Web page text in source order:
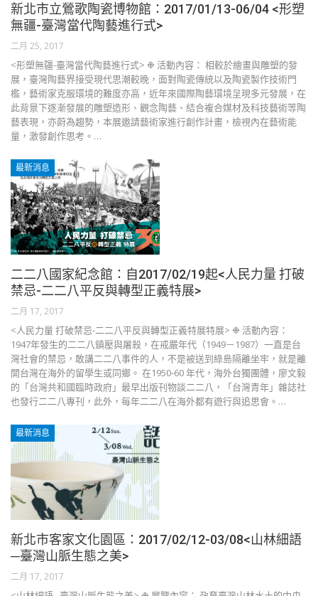
新北市立鶯歌陶瓷博物館：2017/01/13-06/04 <形塑
無疆-臺灣當代陶藝進行式>
二月 25, 2017
<形塑無疆-臺灣當代陶藝進行式> ❉ 活動內容： 相較於繪畫與雕塑的發
展，臺灣陶藝界接受現代思潮較晚，面對陶瓷傳統以及陶瓷製作技術門
檻，藝術家克服環境的難度亦高，近年來國際陶藝環境呈現多元發展，在
此背景下逐漸發展的雕塑造形、觀念陶藝、結合複合媒材及科技藝術等陶
藝表現，亦蔚為趨勢，本展邀請藝術家進行創作計畫，檢視內在藝術能
量，激發創作思考。…
最新消息
二二八國家紀念館：自2017/02/19起<人民力量 打破
禁忌-二二八平反與轉型正義特展>
二月 17, 2017
<人民力量 打破禁忌-二二八平反與轉型正義特展特展> ❉ 活動內容：
1947年發生的二二八鎮壓與屠殺，在戒嚴年代（1949－1987）一直是台
灣社會的禁忌，敢講二二八事件的人，不是被送到綠島隔離坐牢，就是離
開台灣在海外的留學生或同鄉。 在1950-60 年代，海外台獨團體，廖文毅
的「台灣共和國臨時政府」最早出版刊物談二二八，「台灣青年」雜誌社
也發行二二八專刊，此外，每年二二八在海外都有遊行與追思會。…
最新消息
新北市客家文化園區：2017/02/12-03/08<山林細語
─臺灣山脈生態之美>
二月 17, 2017